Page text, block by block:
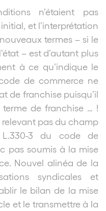
n’étaient pas
et l’interprétation
termes – si le
– est d’autant plus
à ce qu’indique le
de commerce ne
de franchise puisqu’il
de franchise … !
relevant pas du champ
L.330-3 du code de
pas soumis à la mise
Nouvel alinéa de la
syndicales et
le bilan de la mise
et le transmettre à la